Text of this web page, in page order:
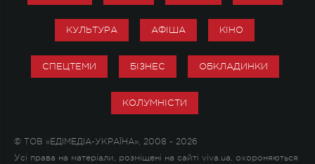
КУЛЬТУРА АФІША КІНО
СПЕЦТЕМИ БІЗНЕС ОБКЛАДИНКИ
КОЛУМНІСТИ
© ТОВ «ЕДІМЕДІА-УКРАЇНА», 2008 - 2026
Усі права на матеріали, розміщені на сайті viva.ua, охороняються